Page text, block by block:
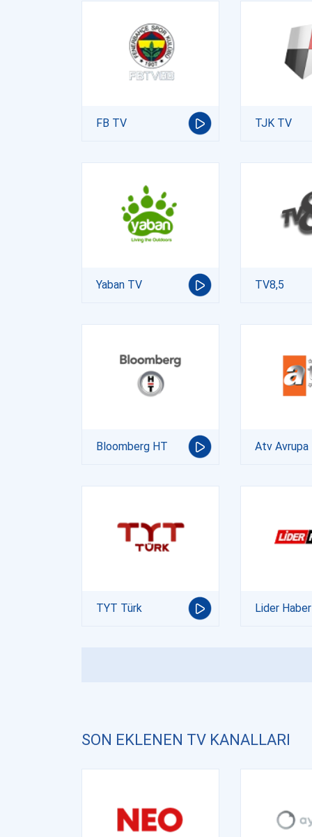
FB TV TJK TV
Yaban TV TV8,5
Bloomberg HT Atv Avrupa
TYT Türk Lider Haber
SON EKLENEN TV KANALLARI